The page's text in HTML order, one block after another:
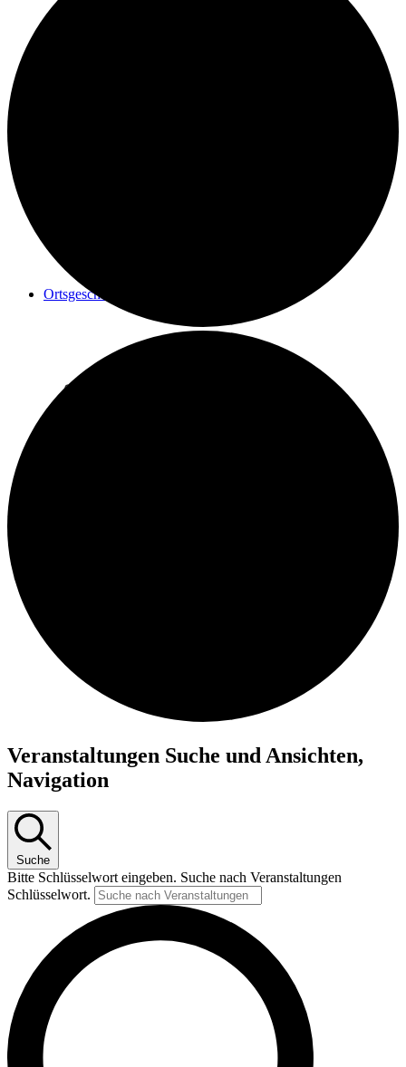
Ortsgeschichte
Veranstaltungen
Veranstaltungen Suche und Ansichten,
Navigation
Suche
Bitte Schlüsselwort eingeben. Suche nach Veranstaltungen
Schlüsselwort.